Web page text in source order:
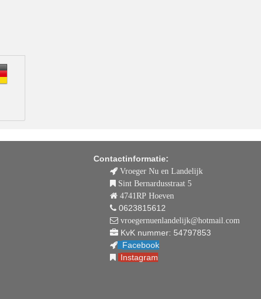
Contactinformatie:
Vroeger Nu en Landelijk
Sint Bernardusstraat 5
4741RP Hoeven
0623815612
vroegernuenlandelijk@hotmail.com
KvK nummer: 54797853
Facebook
Instagram